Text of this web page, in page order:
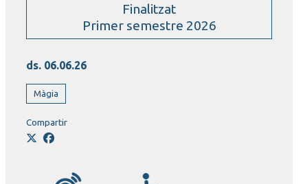
Finalitzat
Primer semestre 2026
ds. 06.06.26
Màgia
Compartir